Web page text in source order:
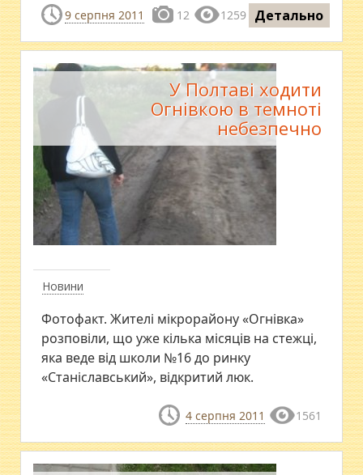
9 серпня 2011 12 1259 Детально
Новини
У Полтаві ходити
Огнівкою в темноті
небезпечно
Фотофакт. Жителі мікрорайону «Огнівка»
розповіли, що уже кілька місяців на стежці,
яка веде від школи №16 до ринку
«Станіславський», відкритий люк.
4 серпня 2011 1561